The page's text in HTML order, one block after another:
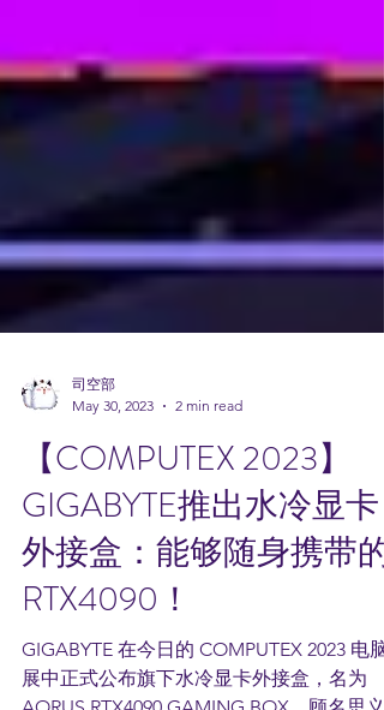
May 30, 2023
2 min read
【COMPUTEX 2023】
GIGABYTE推出水冷显卡
外接盒：能够随身携带的
RTX4090！
GIGABYTE 在今日的 COMPUTEX 2023 电脑